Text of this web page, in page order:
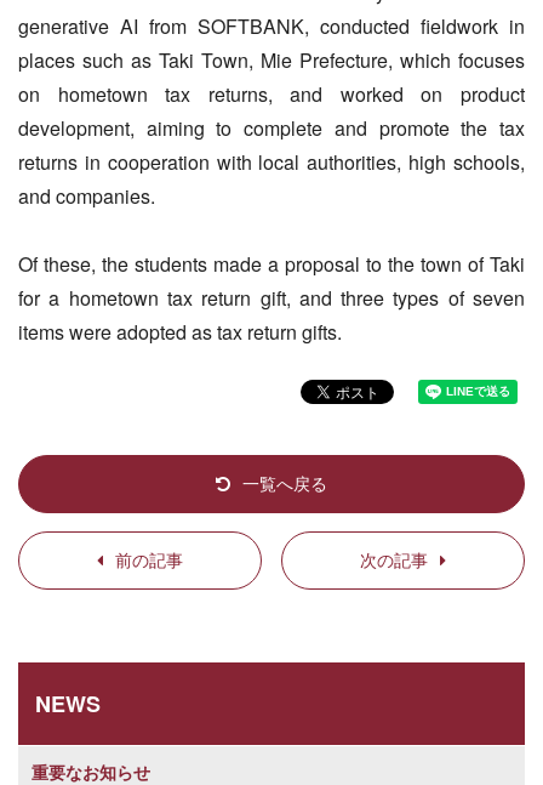
generative AI from SOFTBANK, conducted fieldwork in
places such as Taki Town, Mie Prefecture, which focuses
on hometown tax returns, and worked on product
development, aiming to complete and promote the tax
returns in cooperation with local authorities, high schools,
and companies.
Of these, the students made a proposal to the town of Taki
for a hometown tax return gift, and three types of seven
items were adopted as tax return gifts.
前の記事
一覧へ戻る
次の記事
NEWS
重要なお知らせ